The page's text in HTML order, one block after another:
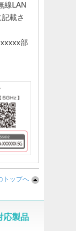
線LAN
載さ
部
トップへ
応製品